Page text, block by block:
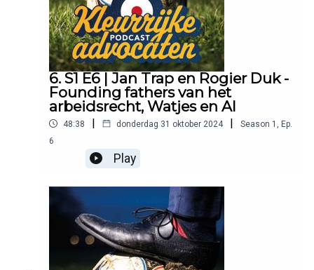
6. S1 E6 | Jan Trap en Rogier Duk -
Founding fathers van het
arbeidsrecht, Watjes en AI
48:38 | donderdag 31 oktober 2024 | Season 1 , Ep.
6
Play